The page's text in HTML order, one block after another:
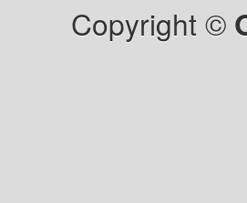
Copyright ©